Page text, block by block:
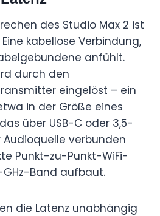
des Studio Max 2 ist
kabellose Verbindung,
anfühlt.
durch den
eingelöst – ein
in der Größe eines
über USB-C oder 3,5-
verbunden
Punkt-zu-Punkt-WiFi-
Band aufbaut.
die Latenz unabhängig